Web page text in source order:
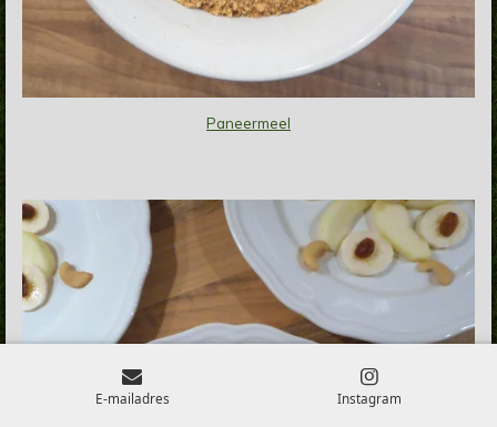
Paneermeel
E-mailadres Instagram